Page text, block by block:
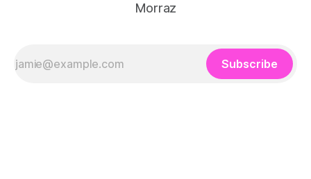
Morraz
Subscribe